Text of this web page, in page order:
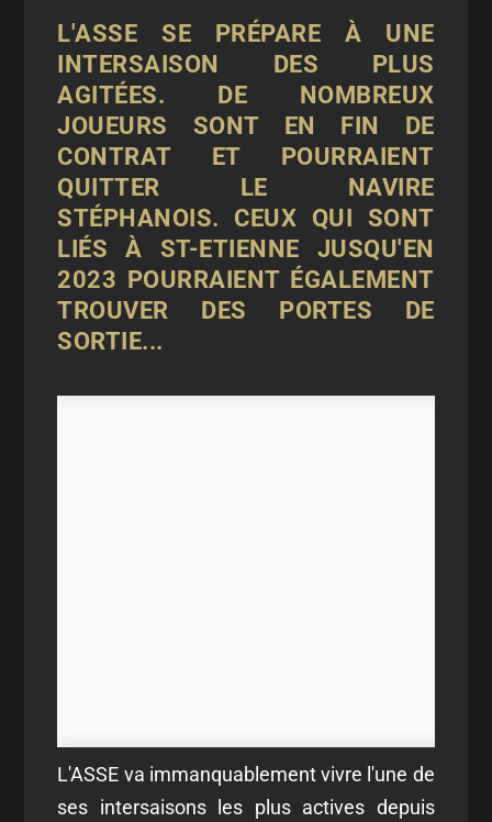
L'ASSE SE PRÉPARE À UNE
INTERSAISON DES PLUS
AGITÉES. DE NOMBREUX
JOUEURS SONT EN FIN DE
CONTRAT ET POURRAIENT
QUITTER LE NAVIRE
STÉPHANOIS. CEUX QUI SONT
LIÉS À ST-ETIENNE JUSQU'EN
2023 POURRAIENT ÉGALEMENT
TROUVER DES PORTES DE
SORTIE...
L'ASSE va immanquablement vivre l'une de
ses intersaisons les plus actives depuis